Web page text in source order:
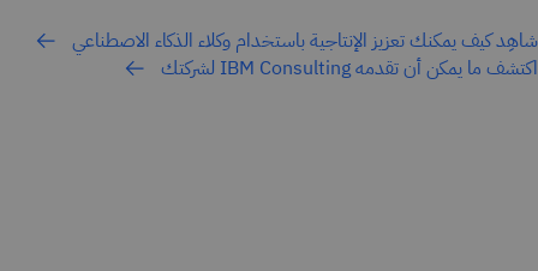
شاهِد كيف يمكنك تعزيز الإنتاجية باستخدام وكلاء الذكاء الاصطناعي
اكتشف ما يمكن أن تقدمه IBM Consulting لشركتك